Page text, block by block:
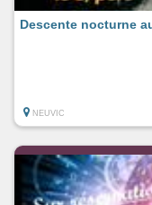
Descente nocturne
NEUVIC